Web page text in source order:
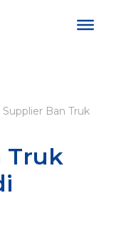
Supplier Ban Truk
Truk